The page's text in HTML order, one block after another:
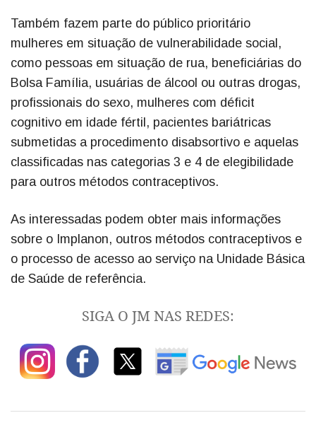
Também fazem parte do público prioritário
mulheres em situação de vulnerabilidade social,
como pessoas em situação de rua, beneficiárias do
Bolsa Família, usuárias de álcool ou outras drogas,
profissionais do sexo, mulheres com déficit
cognitivo em idade fértil, pacientes bariátricas
submetidas a procedimento disabsortivo e aquelas
classificadas nas categorias 3 e 4 de elegibilidade
para outros métodos contraceptivos.
As interessadas podem obter mais informações
sobre o Implanon, outros métodos contraceptivos e
o processo de acesso ao serviço na Unidade Básica
de Saúde de referência.
SIGA O JM NAS REDES: